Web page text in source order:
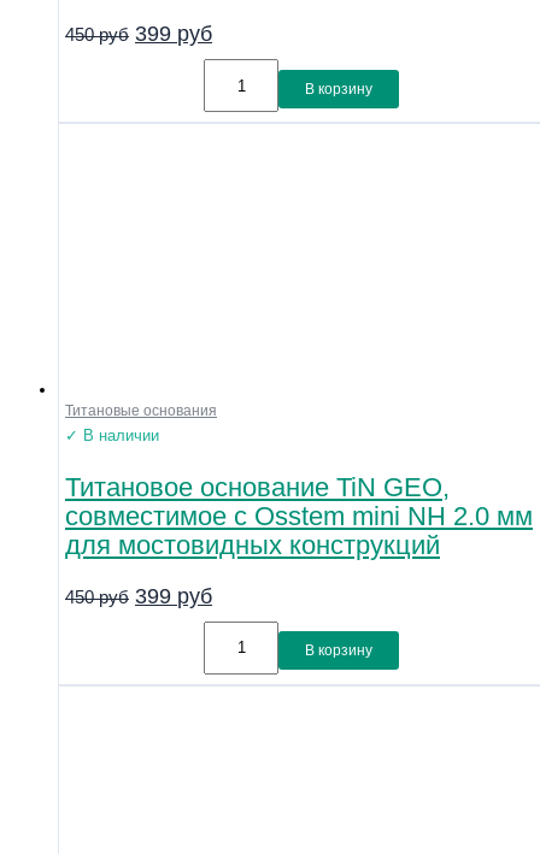
450руб 399 руб
В корзину
Титановые основания
✓ В наличии
Титановое основание TiN GEO,
совместимое с Osstem mini NH 2.0 мм
для мостовидных конструкций
450руб 399 руб
В корзину